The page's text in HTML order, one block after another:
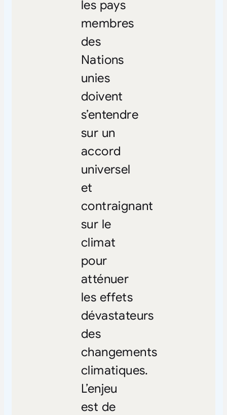
les pays
membres
des
Nations
unies
doivent
s’entendre
sur un
accord
universel
et
contraignant
sur le
climat
pour
atténuer
les effets
dévastateurs
des
changements
climatiques.
L’enjeu
est de